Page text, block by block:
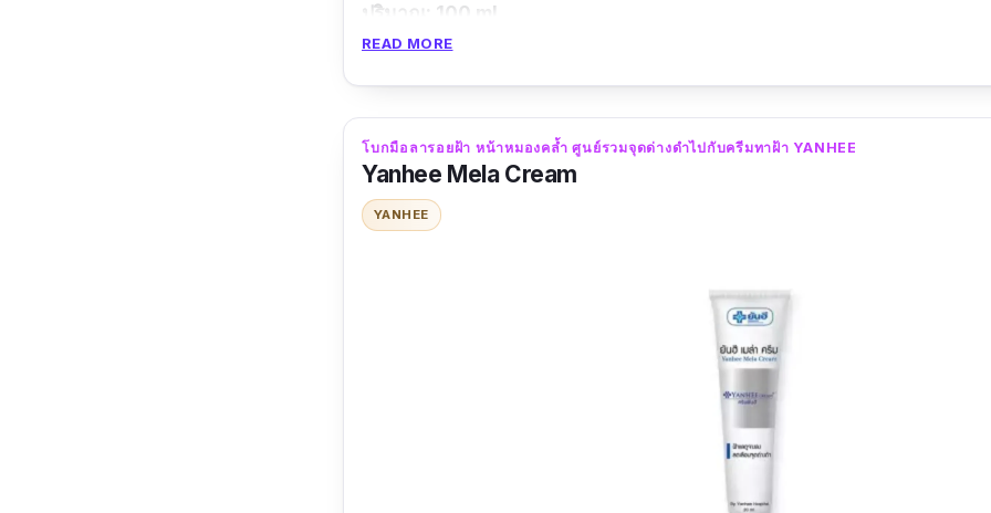
ปริมาณ: 100 ml
READ MORE
โบกมือลารอยฝ้า หน้าหมองคล้ำ ศูนย์รวมจุดด่างดำไปกับครีมทาฝ้า YANHEE
Yanhee Mela Cream
YANHEE